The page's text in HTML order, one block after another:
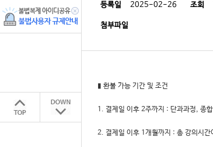
등록일 2025-02-26 조회
첨부파일
▮ 환불 가능 기간 및 조건
1. 결제일 이후 2주까지 : 단과과정, 종
2. 결제일 이후 1개월까지 : 총 강의시